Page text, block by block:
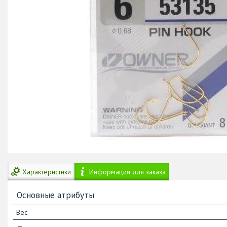
Характеристики Информация для заказа
Основные атрибуты
Вес